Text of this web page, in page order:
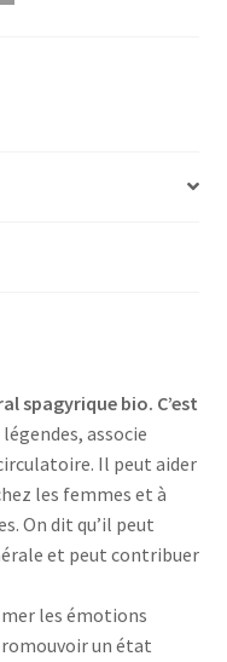
spagyrique bio. C’est
associe
Il peut aider
les femmes et à
On dit qu’il peut
et peut contribuer
les émotions
un état